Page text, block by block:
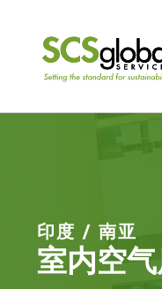
印度 / 南亚
室内空